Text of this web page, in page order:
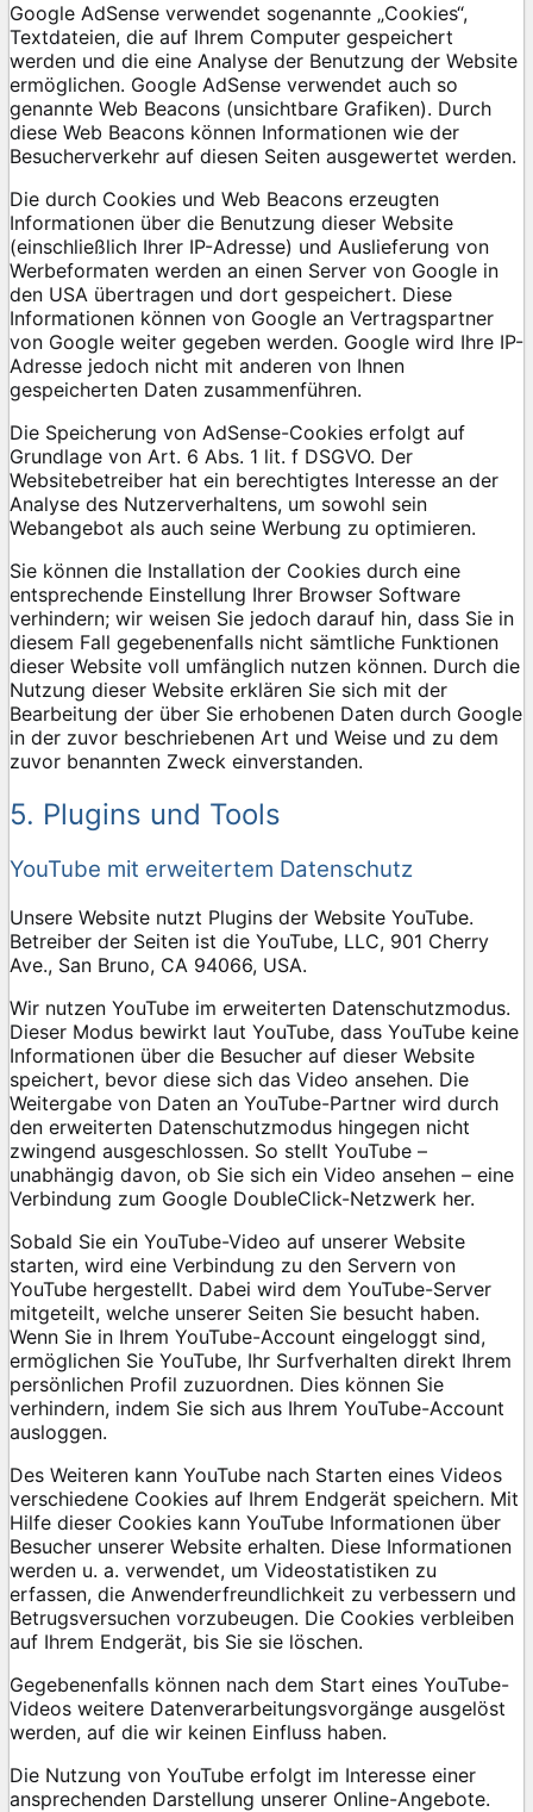
Google AdSense verwendet sogenannte „Cookies“,
Textdateien, die auf Ihrem Computer gespeichert
werden und die eine Analyse der Benutzung der Website
ermöglichen. Google AdSense verwendet auch so
genannte Web Beacons (unsichtbare Grafiken). Durch
diese Web Beacons können Informationen wie der
Besucherverkehr auf diesen Seiten ausgewertet werden.
Die durch Cookies und Web Beacons erzeugten
Informationen über die Benutzung dieser Website
(einschließlich Ihrer IP-Adresse) und Auslieferung von
Werbeformaten werden an einen Server von Google in
den USA übertragen und dort gespeichert. Diese
Informationen können von Google an Vertragspartner
von Google weiter gegeben werden. Google wird Ihre IP-
Adresse jedoch nicht mit anderen von Ihnen
gespeicherten Daten zusammenführen.
Die Speicherung von AdSense-Cookies erfolgt auf
Grundlage von Art. 6 Abs. 1 lit. f DSGVO. Der
Websitebetreiber hat ein berechtigtes Interesse an der
Analyse des Nutzerverhaltens, um sowohl sein
Webangebot als auch seine Werbung zu optimieren.
Sie können die Installation der Cookies durch eine
entsprechende Einstellung Ihrer Browser Software
verhindern; wir weisen Sie jedoch darauf hin, dass Sie in
diesem Fall gegebenenfalls nicht sämtliche Funktionen
dieser Website voll umfänglich nutzen können. Durch die
Nutzung dieser Website erklären Sie sich mit der
Bearbeitung der über Sie erhobenen Daten durch Google
in der zuvor beschriebenen Art und Weise und zu dem
zuvor benannten Zweck einverstanden.
5. Plugins und Tools
YouTube mit erweitertem Datenschutz
Unsere Website nutzt Plugins der Website YouTube.
Betreiber der Seiten ist die YouTube, LLC, 901 Cherry
Ave., San Bruno, CA 94066, USA.
Wir nutzen YouTube im erweiterten Datenschutzmodus.
Dieser Modus bewirkt laut YouTube, dass YouTube keine
Informationen über die Besucher auf dieser Website
speichert, bevor diese sich das Video ansehen. Die
Weitergabe von Daten an YouTube-Partner wird durch
den erweiterten Datenschutzmodus hingegen nicht
zwingend ausgeschlossen. So stellt YouTube –
unabhängig davon, ob Sie sich ein Video ansehen – eine
Verbindung zum Google DoubleClick-Netzwerk her.
Sobald Sie ein YouTube-Video auf unserer Website
starten, wird eine Verbindung zu den Servern von
YouTube hergestellt. Dabei wird dem YouTube-Server
mitgeteilt, welche unserer Seiten Sie besucht haben.
Wenn Sie in Ihrem YouTube-Account eingeloggt sind,
ermöglichen Sie YouTube, Ihr Surfverhalten direkt Ihrem
persönlichen Profil zuzuordnen. Dies können Sie
verhindern, indem Sie sich aus Ihrem YouTube-Account
ausloggen.
Des Weiteren kann YouTube nach Starten eines Videos
verschiedene Cookies auf Ihrem Endgerät speichern. Mit
Hilfe dieser Cookies kann YouTube Informationen über
Besucher unserer Website erhalten. Diese Informationen
werden u. a. verwendet, um Videostatistiken zu
erfassen, die Anwenderfreundlichkeit zu verbessern und
Betrugsversuchen vorzubeugen. Die Cookies verbleiben
auf Ihrem Endgerät, bis Sie sie löschen.
Gegebenenfalls können nach dem Start eines YouTube-
Videos weitere Datenverarbeitungsvorgänge ausgelöst
werden, auf die wir keinen Einfluss haben.
Die Nutzung von YouTube erfolgt im Interesse einer
ansprechenden Darstellung unserer Online-Angebote.